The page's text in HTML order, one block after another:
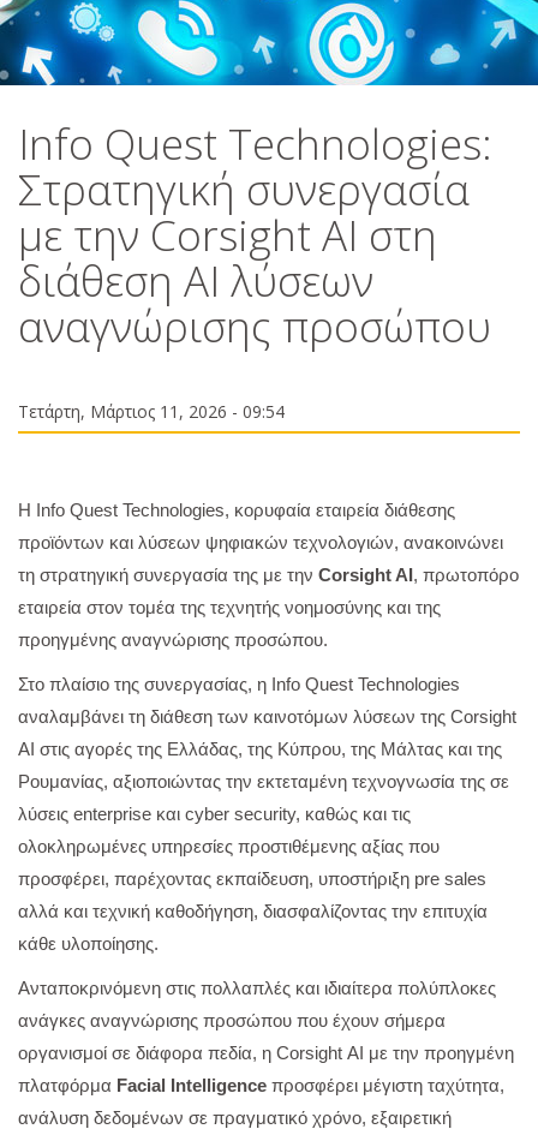
Info Quest Technologies:
Στρατηγική συνεργασία
με την Corsight AI στη
διάθεση ΑΙ λύσεων
αναγνώρισης προσώπου
Τετάρτη, Μάρτιος 11, 2026 - 09:54
Η Info Quest Technologies, κορυφαία εταιρεία διάθεσης
προϊόντων και λύσεων ψηφιακών τεχνολογιών, ανακοινώνει
τη στρατηγική συνεργασία της με την Corsight AI , πρωτοπόρο
εταιρεία στον τομέα της τεχνητής νοημοσύνης και της
προηγμένης αναγνώρισης προσώπου.
Στο πλαίσιο της συνεργασίας, η Info Quest Technologies
αναλαμβάνει τη διάθεση των καινοτόμων λύσεων της Corsight
AI στις αγορές της Ελλάδας, της Κύπρου, της Μάλτας και της
Ρουμανίας, αξιοποιώντας την εκτεταμένη τεχνογνωσία της σε
λύσεις enterprise και cyber security, καθώς και τις
ολοκληρωμένες υπηρεσίες προστιθέμενης αξίας που
προσφέρει, παρέχοντας εκπαίδευση, υποστήριξη pre sales
αλλά και τεχνική καθοδήγηση, διασφαλίζοντας την επιτυχία
κάθε υλοποίησης.
Ανταποκρινόμενη στις πολλαπλές και ιδιαίτερα πολύπλοκες
ανάγκες αναγνώρισης προσώπου που έχουν σήμερα
οργανισμοί σε διάφορα πεδία, η Corsight AI με την προηγμένη
πλατφόρμα Facial Intelligence προσφέρει μέγιστη ταχύτητα,
ανάλυση δεδομένων σε πραγματικό χρόνο, εξαιρετική